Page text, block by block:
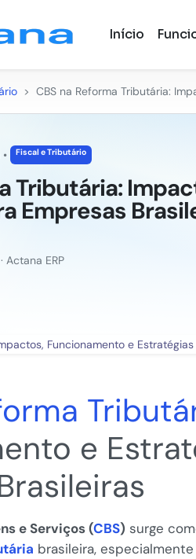
Início
> CBS na Reforma Tributária:
• Fiscal e Tributário
Tributária:
Empresas
Actana ERP
e
e Serviços (CBS) surge
brasileira,